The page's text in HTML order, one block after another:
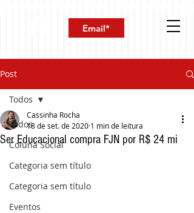
Post
Todos
Coluna Social
Categoria sem título
Categoria sem título
Eventos
Todos
Ser Educacional compra FJN por R$ 24 mi
Cassinha Rocha
18 de set. de 2020 1 min de leitura